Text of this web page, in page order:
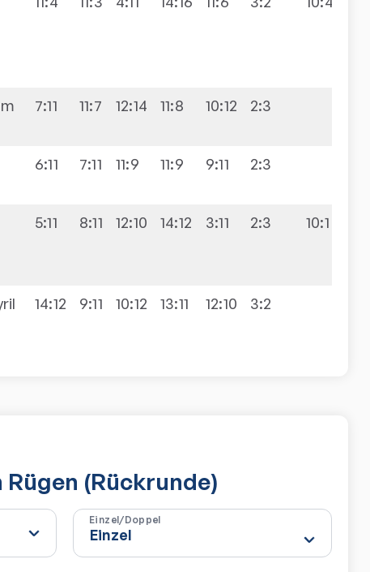
7:11 11:7 12:14 11:8 10:12 2:3
6:11 7:11 11:9 11:9 9:11 2:3
5:11 8:11 12:10 14:12 3:11 2:3 10:1
14:12 9:11 10:12 13:11 12:10 3:2
(Rückrunde)
Einzel/Doppel